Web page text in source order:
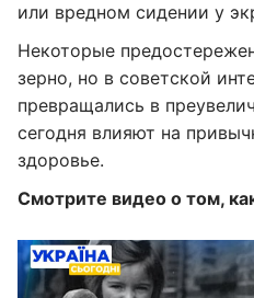
или вредном сидении у
Некоторые
зерно, но в советской
превращались в
сегодня влияют на
здоровье.
Смотрите видео о том,